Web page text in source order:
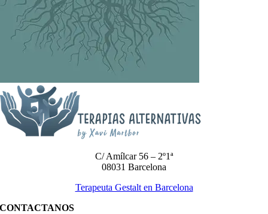
C/ Amílcar 56 – 2º1ª
08031 Barcelona
Terapeuta Gestalt en Barcelona
CONTACTANOS